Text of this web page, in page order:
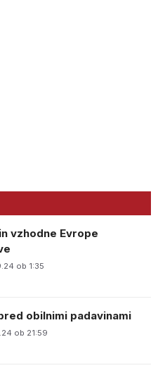
vzhodne Evrope
ob 1:35
obilnimi padavinami
ob 21:59